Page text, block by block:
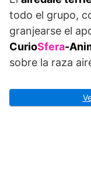
todo el grupo,
granjearse el
CurioSfera-
sobre la raza